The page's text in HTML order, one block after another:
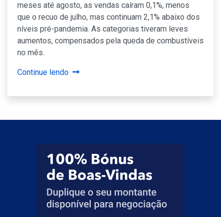
meses até agosto, as vendas caíram 0,1%, menos
que o recuo de julho, mas continuam 2,1% abaixo dos
níveis pré-pandemia. As categorias tiveram leves
aumentos, compensados pela queda de combustíveis
no mês.
Continue lendo